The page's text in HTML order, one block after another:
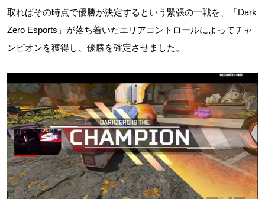
取ればその時点で優勝が決定するという緊張の一戦を、「Dark
Zero Esports」が落ち着いたエリアコントロールによってチャ
ンピオンを獲得し、優勝を確定させました。